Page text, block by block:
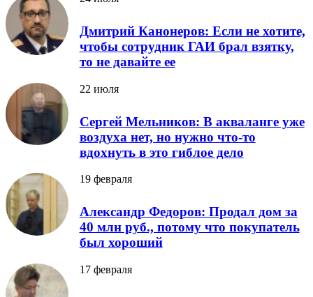
Дмитрий Канонеров: Если не хотите,
чтобы сотрудник ГАИ брал взятку,
то не давайте ее
22 июля
Сергей Мельников: В акваланге уже
воздуха нет, но нужно что-то
вдохнуть в это гиблое дело
19 февраля
Александр Федоров: Продал дом за
40 млн руб., потому что покупатель
был хороший
17 февраля